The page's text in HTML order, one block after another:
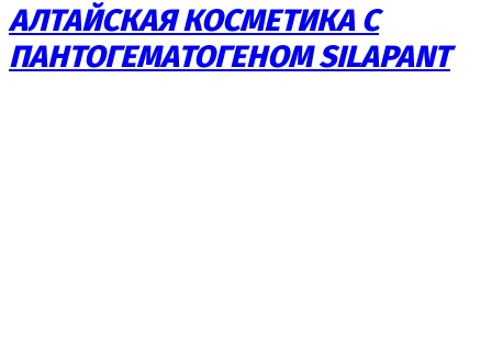
АЛТАЙСКАЯ КОСМЕТИКА С
ПАНТОГЕМАТОГЕНОМ SILAPANT